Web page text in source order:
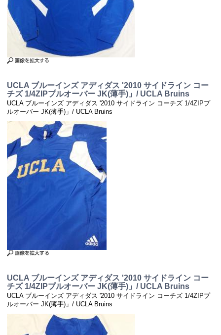
UCLA ブルーインズ アディダス '2010 サイドライン コー
チズ 1/4ZIPプルオーバー JK(薄手)」/ UCLA Bruins
UCLA ブルーインズ アディダス '2010 サイドライン コーチズ 1/4ZIPプ
ルオーバー JK(薄手)」/ UCLA Bruins
UCLA ブルーインズ アディダス '2010 サイドライン コー
チズ 1/4ZIPプルオーバー JK(薄手)」/ UCLA Bruins
UCLA ブルーインズ アディダス '2010 サイドライン コーチズ 1/4ZIPプ
ルオーバー JK(薄手)」/ UCLA Bruins